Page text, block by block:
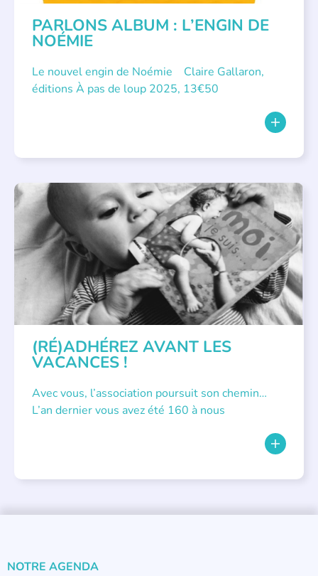
PARLONS ALBUM : L’ENGIN DE
NOÉMIE
Le nouvel engin de Noémie Claire Gallaron,
éditions À pas de loup 2025, 13€50
APPEL À SOUTIEN
(RÉ)ADHÉREZ AVANT LES
VACANCES !
Avec vous, l’association poursuit son chemin…
L’an dernier vous avez été 160 à nous
NOTRE AGENDA